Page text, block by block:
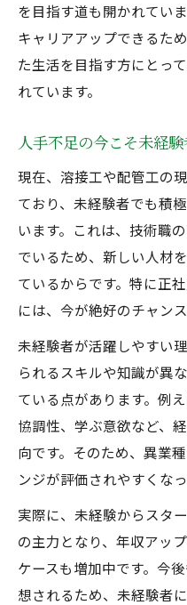
を目指す道も開かれてい
キャリアアップできるた
た生活を目指す方にとっ
れています。
人手不足の今こそ未経
現在、溶接工や配管工の
ており、未経験者でも積
います。これは、技術職
でいるため、新しい人材
ているからです。特に正
には、今が絶好のチャン
未経験者が活躍しやすい
られるスキルや知識が異
ている点があります。例
協調性、学ぶ意欲など、
向です。そのため、異業
ンジが評価されやすくなっ
実際に、未経験からスタ
の主力となり、年収アッ
ケースも増加中です。今
想されるため、未経験者